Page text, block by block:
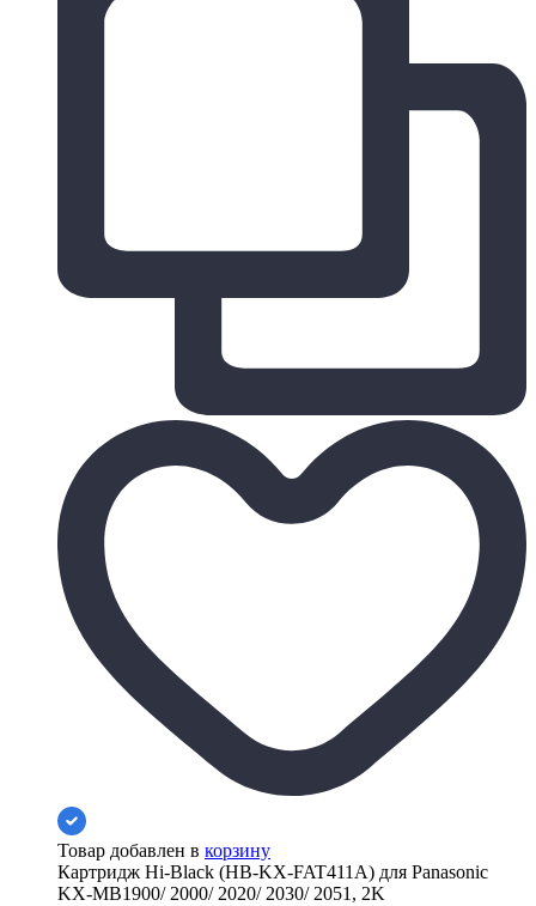
Товар добавлен в корзину
Картридж Hi-Black (HB-KX-FAT411A) для Panasonic
KX-MB1900/ 2000/ 2020/ 2030/ 2051, 2K